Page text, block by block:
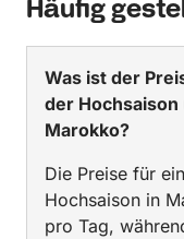
Häufig
Was ist der
der Hochsaison
Marokko?
Die Preise für
Hochsaison in
pro Tag,